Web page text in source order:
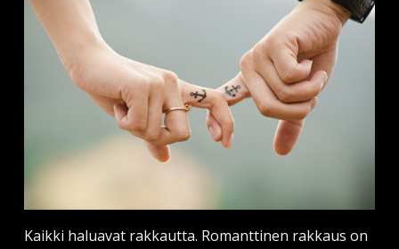
Kaikki haluavat rakkautta. Romanttinen rakkaus on